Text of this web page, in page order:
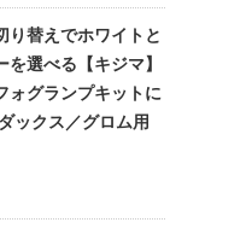
り替えでホワイトと
を選べる【キジマ】
ォグランプキットに
ックス／グロム用